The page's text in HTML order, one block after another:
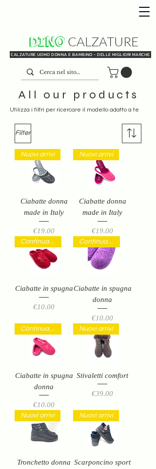
DINO
CALZATURE UOMO DONNA E BAMBINO - DELLE MIGLIORI MARCHE
CALZATURE
All our products
Utilizza i filtri per ricercare il modello adatto a te
Filter
Nuovi arrivi
Ciabatte donna
made in Italy
Price
€19.00
Nuovi arrivi
Ciabatte donna
made in Italy
Price
€19.00
Continuativi
Ciabatte in spugna
Price
€10.00
Continuativi
Ciabatte in spugna
donna
Price
€10.00
Continuativi
Ciabatte in spugna
donna
Price
€10.00
Nuovi arrivi
Stivaletti comfort
Price
€39.00
Nuovi arrivi
Tronchetto donna
Nuovi arrivi
Scarponcino sport